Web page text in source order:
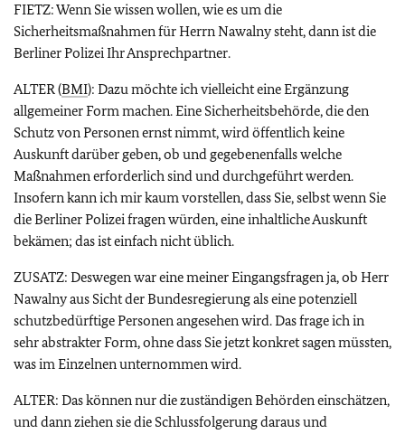
FIETZ: Wenn Sie wissen wollen, wie es um die
Sicherheitsmaßnahmen für Herrn Nawalny steht, dann ist die
Berliner Polizei Ihr Ansprechpartner.
ALTER (BMI): Dazu möchte ich vielleicht eine Ergänzung
allgemeiner Form machen. Eine Sicherheitsbehörde, die den
Schutz von Personen ernst nimmt, wird öffentlich keine
Auskunft darüber geben, ob und gegebenenfalls welche
Maßnahmen erforderlich sind und durchgeführt werden.
Insofern kann ich mir kaum vorstellen, dass Sie, selbst wenn Sie
die Berliner Polizei fragen würden, eine inhaltliche Auskunft
bekämen; das ist einfach nicht üblich.
ZUSATZ: Deswegen war eine meiner Eingangsfragen ja, ob Herr
Nawalny aus Sicht der Bundesregierung als eine potenziell
schutzbedürftige Personen angesehen wird. Das frage ich in
sehr abstrakter Form, ohne dass Sie jetzt konkret sagen müssten,
was im Einzelnen unternommen wird.
ALTER: Das können nur die zuständigen Behörden einschätzen,
und dann ziehen sie die Schlussfolgerung daraus und